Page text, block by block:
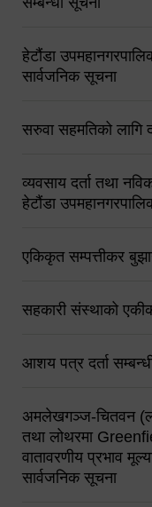
हेटौंडा
सार्वजनिक सूचना
सरुवा सहमतिको लागि
व्यवसाय दर्ता तथा
हेटौंडा
एकिकृत सम्पत्तीकर
सहकारी संस्थाको
आशय पत्र दर्ता
अमलेखगञ्ज-चितवन
तथा लोथरमा
वातावरणीय प्रभाव
सार्वजनिक सूचना